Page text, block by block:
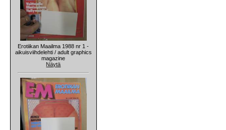
Erotiikan Maailma 1988 nr 1 -
aikuisviihdelehti / adult graphics
magazine
Näytä